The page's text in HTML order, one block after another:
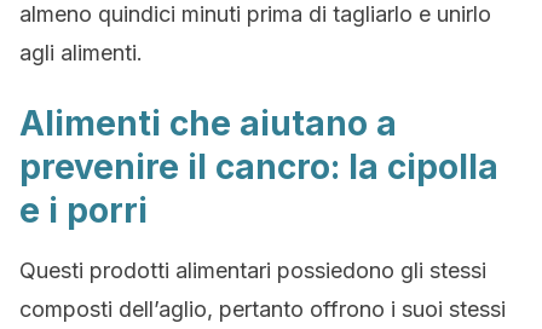
almeno quindici minuti prima di tagliarlo e unirlo
agli alimenti.
Alimenti che aiutano a
prevenire il cancro: la cipolla
e i porri
Questi prodotti alimentari possiedono gli stessi
composti dell’aglio, pertanto offrono i suoi stessi